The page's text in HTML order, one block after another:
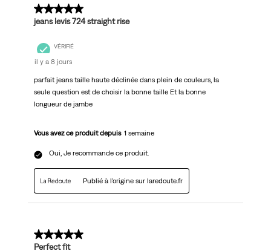
5 sur 5 étoiles.
jeans levis 724 straight rise
VÉRIFIÉ
il y a 8 jours
parfait jeans taille haute déclinée dans plein de couleurs, la
seule question est de choisir la bonne taille Et la bonne
longueur de jambe
Vous avez ce produit depuis 1 semaine
Oui, Je recommande ce produit.
Publié à l'origine sur laredoute.fr
5 sur 5 étoiles.
Perfect fit